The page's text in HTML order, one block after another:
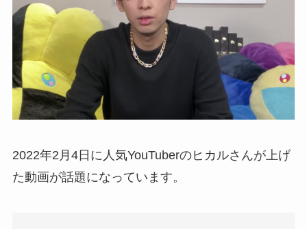
2022年2月4日に人気YouTuberのヒカルさんが上げ
た動画が話題になっています。